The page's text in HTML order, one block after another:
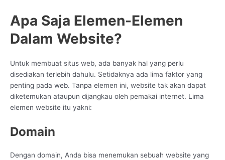
Apa Saja Elemen-Elemen
Dalam Website?
Untuk membuat situs web, ada banyak hal yang perlu
disediakan terlebih dahulu. Setidaknya ada lima faktor yang
penting pada web. Tanpa elemen ini, website tak akan dapat
diketemukan ataupun dijangkau oleh pemakai internet. Lima
elemen website itu yakni:
Domain
Dengan domain, Anda bisa menemukan sebuah website yang